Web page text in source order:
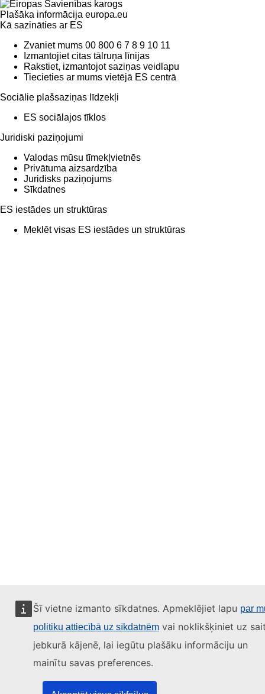
Šī vietne izmanto sīkdatnes. Apmeklējiet lapu par
politiku attiecībā uz sīkdatnēm vai noklikšķiniet uz
jebkurā kājenē, lai iegūtu plašāku informāciju un
mainītu savas preferences.
Plašāka informācija europa.eu
Kā sazināties ar ES
Zvaniet mums 00 800 6 7 8 9 10 11
Izmantojiet citas tālruņa līnijas
Rakstiet, izmantojot saziņas veidlapu
Tiecieties ar mums vietējā ES centrā
Sociālie plašsaziņas līdzekļi
ES sociālajos tīklos
Juridiski paziņojumi
Valodas mūsu tīmekļvietnēs
Privātuma aizsardzība
Juridisks paziņojums
Sīkdatnes
ES iestādes un struktūras
Meklēt visas ES iestādes un struktūras